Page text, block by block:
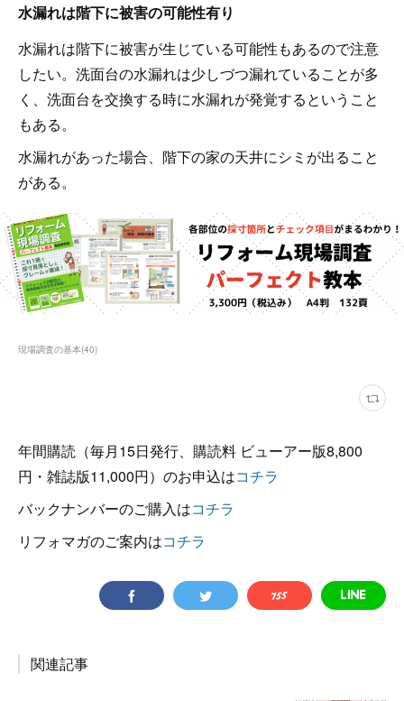
水漏れは階下に被害の可能性有り
水漏れは階下に被害が生じている可能性もあるので注意
したい。洗面台の水漏れは少しづつ漏れていることが多
く、洗面台を交換する時に水漏れが発覚するということ
もある。
水漏れがあった場合、階下の家の天井にシミが出ること
がある。
現場調査の基本(40)
年間購読（毎月15日発行、購読料 ビューアー版8,800
円・雑誌版11,000円）のお申込はコチラ
バックナンバーのご購入はコチラ
リフォマガのご案内はコチラ
関連記事